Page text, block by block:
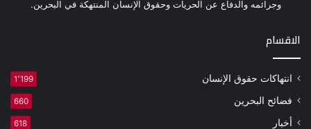
وجرائمه والدفاع عن الحريات وحقوق الإنسان المنتهكة في البحرين.
الاقسام
انتهاكات حقوق الإنسان 1٬199
فضائح البحرين 660
أخبار 618